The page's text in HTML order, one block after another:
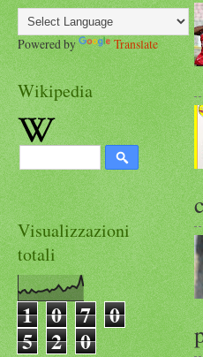
Powered by Translate
Wikipedia
Visualizzazioni
totali
1 0 7 0
5 2 0